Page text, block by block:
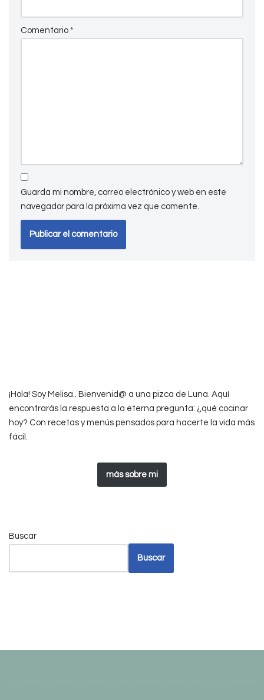
Comentario *
Guarda mi nombre, correo electrónico y web en este
navegador para la próxima vez que comente.
¡Hola! Soy Melisa.. Bienvenid@ a una pizca de Luna. Aquí
encontrarás la respuesta a la eterna pregunta: ¿qué cocinar
hoy? Con recetas y menús pensados para hacerte la vida más
fácil.
más sobre mi
Buscar
Buscar